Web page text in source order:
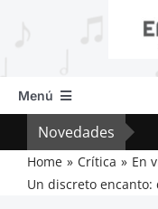
Menú
Inicio
Actual
Artículos
Novedades
Home Crítica
En
Un discreto